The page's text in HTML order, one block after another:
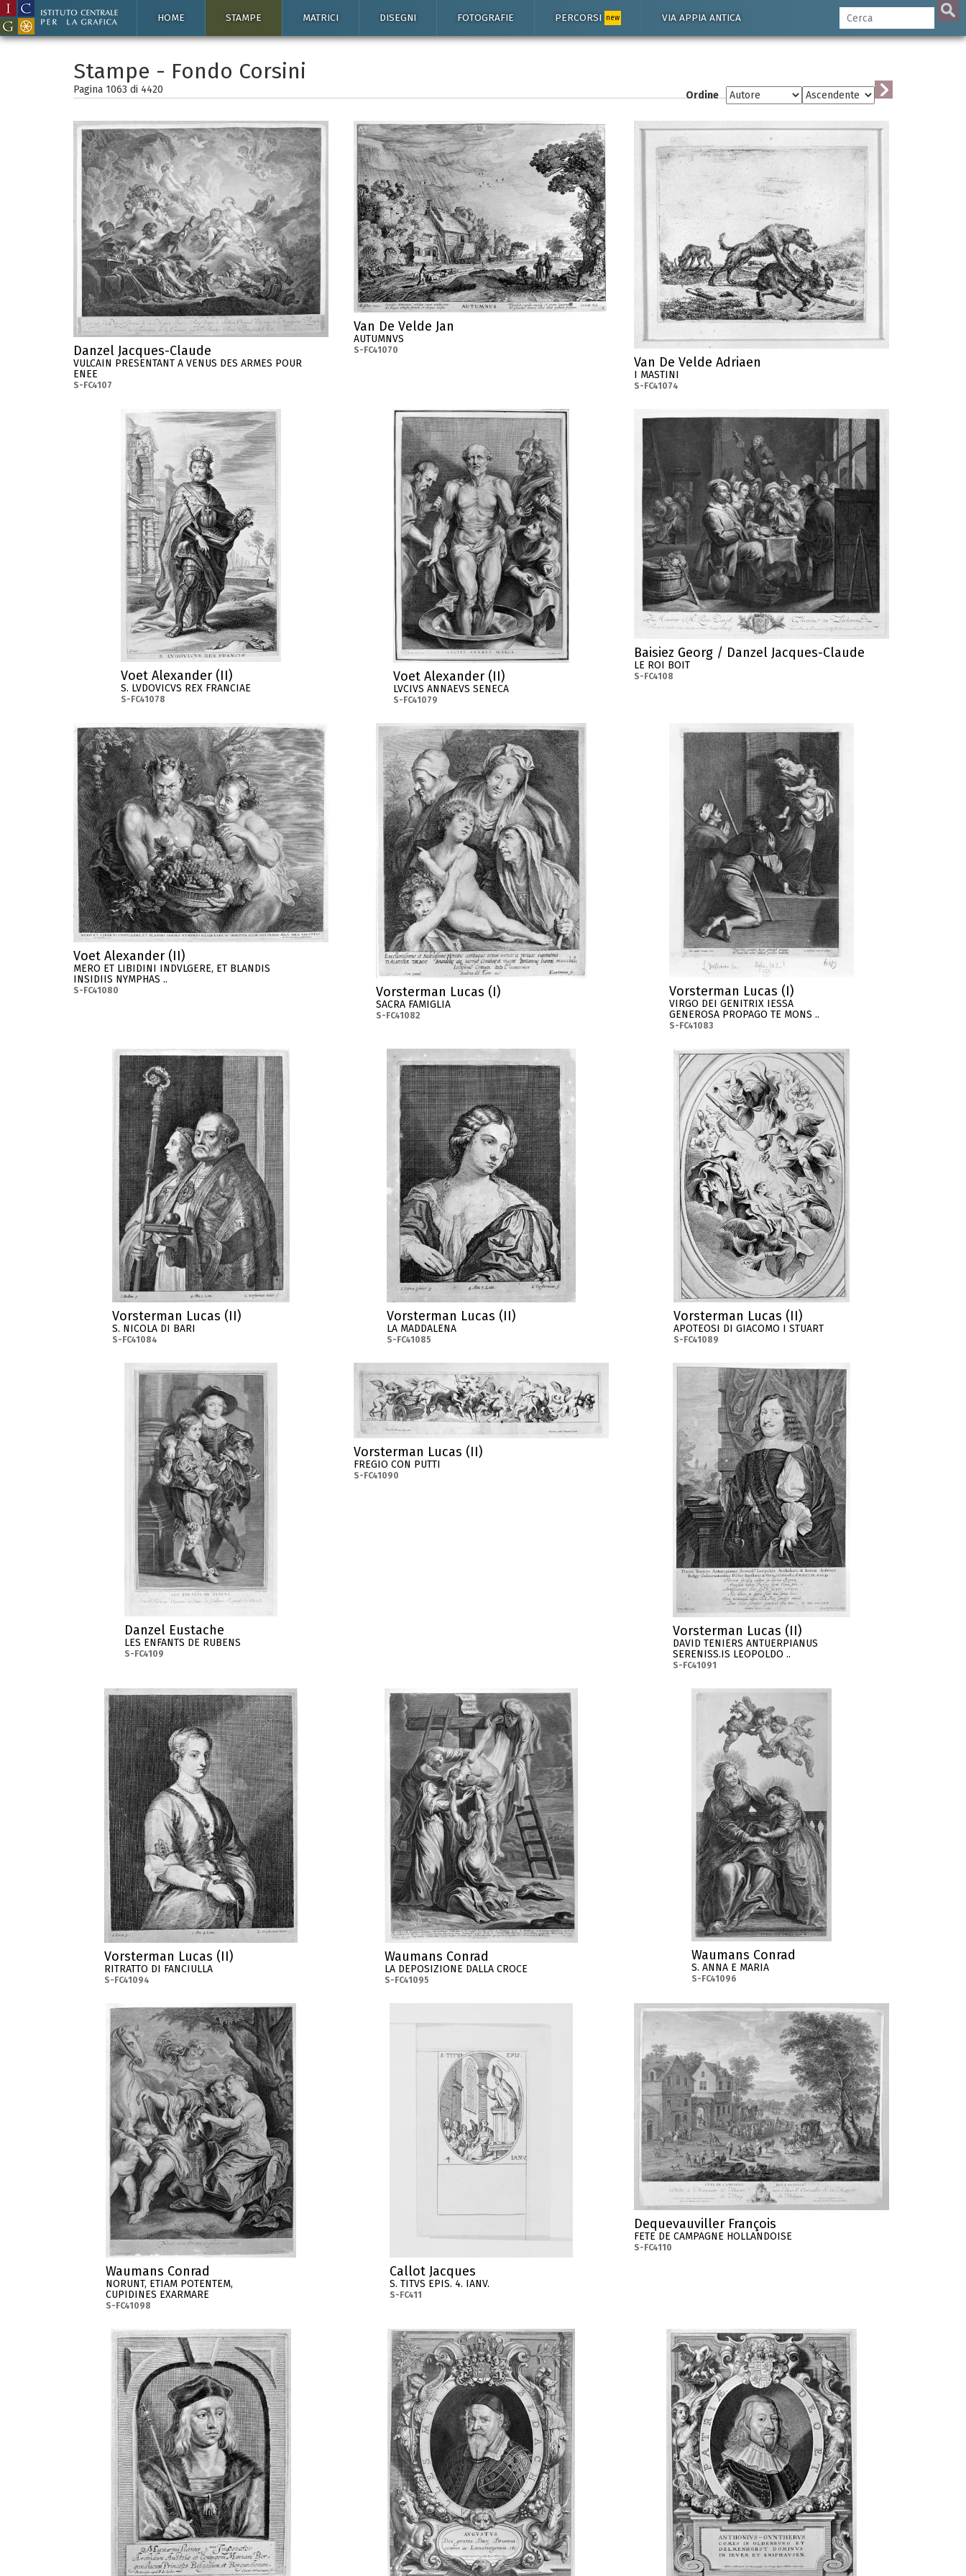
HOME STAMPE MATRICI DISEGNI FOTOGRAFIE PERCORSI new VIA APPIA ANTICA
Stampe - Fondo Corsini
Pagina 1063 di 4420 Ordine
Danzel Jacques-Claude
VULCAIN PRESENTANT A VENUS DES ARMES POUR
ENEE
S-FC4107
Van De Velde Jan
AUTUMNVS
S-FC41070
Van De Velde Adriaen
I MASTINI
S-FC41074
Voet Alexander (II)
S. LVDOVICVS REX FRANCIAE
S-FC41078
Voet Alexander (II)
LVCIVS ANNAEVS SENECA
S-FC41079
Baisiez Georg / Danzel Jacques-Claude
LE ROI BOIT
S-FC4108
Voet Alexander (II)
MERO ET LIBIDINI INDVLGERE, ET BLANDIS
INSIDIIS NYMPHAS ..
S-FC41080 Vorsterman Lucas (I)
SACRA FAMIGLIA
S-FC41082
Vorsterman Lucas (I)
VIRGO DEI GENITRIX IESSA
GENEROSA PROPAGO TE MONS ..
S-FC41083
Vorsterman Lucas (II)
S. NICOLA DI BARI
S-FC41084
Vorsterman Lucas (II)
LA MADDALENA
S-FC41085
Vorsterman Lucas (II)
APOTEOSI DI GIACOMO I STUART
S-FC41089
Danzel Eustache
LES ENFANTS DE RUBENS
S-FC4109
Vorsterman Lucas (II)
FREGIO CON PUTTI
S-FC41090
Vorsterman Lucas (II)
DAVID TENIERS ANTUERPIANUS
SERENISS.IS LEOPOLDO ..
S-FC41091
Vorsterman Lucas (II)
RITRATTO DI FANCIULLA
S-FC41094
Waumans Conrad
LA DEPOSIZIONE DALLA CROCE
S-FC41095
Waumans Conrad
S. ANNA E MARIA
S-FC41096
Waumans Conrad
NORUNT, ETIAM POTENTEM,
CUPIDINES EXARMARE
S-FC41098
Callot Jacques
S. TITVS EPIS. 4. IANV.
S-FC411
Dequevauviller François
FETE DE CAMPAGNE HOLLANDOISE
S-FC4110